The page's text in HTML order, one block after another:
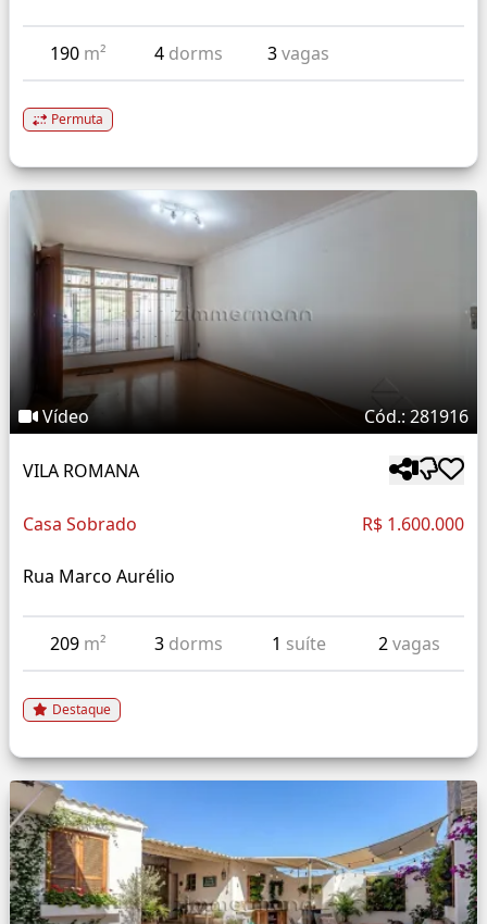
190 m² 4 dorms 3vagas
Permuta
Vídeo Cód.: 281916
VILA ROMANA
Casa Sobrado R$ 1.600.000
Rua Marco Aurélio
209 m² 3 dorms 1 suíte 2vagas
Destaque